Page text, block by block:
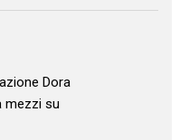
Dora
mezzi su